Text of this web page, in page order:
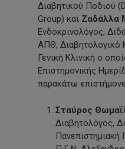
Διαβητικού Ποδιού
Group) και Ζαδάλλα
Ενδοκρινολόγος,
ΑΠΘ, Διαβητολογικό
Γενική Κλινική ο
Επιστημονικής
παρακάτω
Σταύρος
Διαβητολόγος,
Πανεπιστημιακή